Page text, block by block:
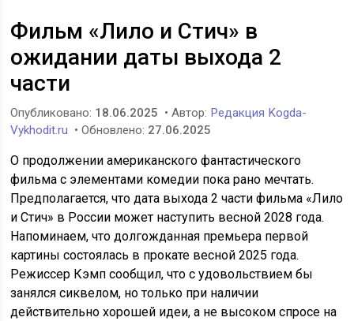
Фильм «Лило и Стич» в
ожидании даты выхода 2
части
Опубликовано: 18.06.2025 • Автор: Редакция Kogda-
Vykhodit.ru • Обновлено: 27.06.2025
О продолжении американского фантастического
фильма с элементами комедии пока рано мечтать.
Предполагается, что дата выхода 2 части фильма «Лило
и Стич» в России может наступить весной 2028 года.
Напоминаем, что долгожданная премьера первой
картины состоялась в прокате весной 2025 года.
Режиссер Кэмп сообщил, что с удовольствием бы
занялся сиквелом, но только при наличии
действительно хорошей идеи, а не высоком спросе на